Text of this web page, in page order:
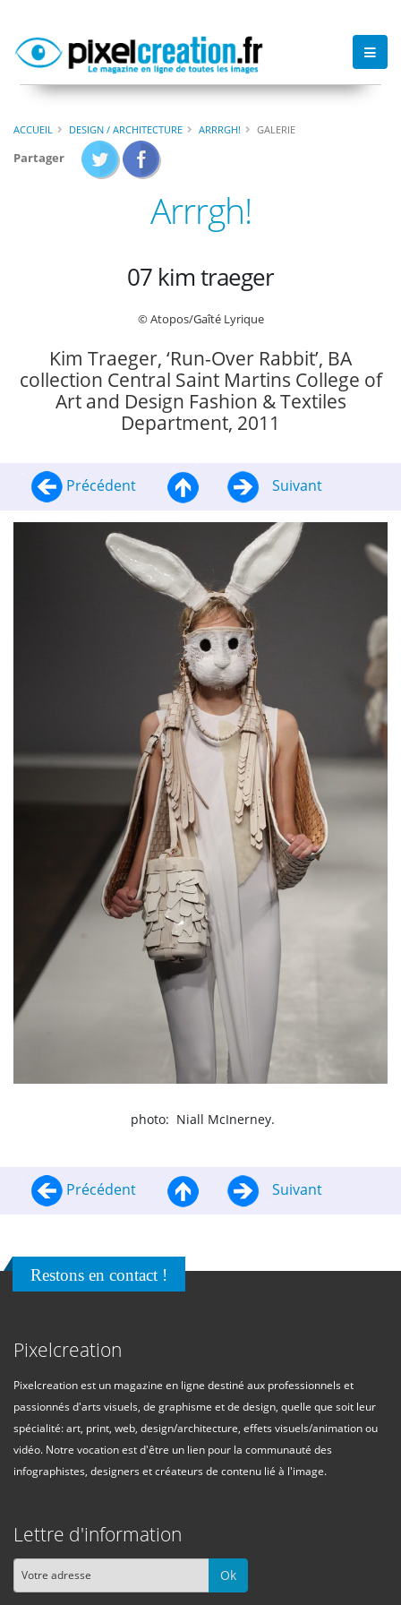
ACCUEIL DESIGN / ARCHITECTURE ARRRGH! GALERIE
Partager
Arrrgh!
07 kim traeger
© Atopos/Gaîté Lyrique
Kim Traeger, ‘Run-Over Rabbit’, BA
collection Central Saint Martins College of
Art and Design Fashion & Textiles
Department, 2011
Précédent Suivant
photo: Niall McInerney.
Précédent Suivant
Restons en contact !
Pixelcreation
Pixelcreation est un magazine en ligne destiné aux professionnels et
passionnés d'arts visuels, de graphisme et de design, quelle que soit leur
spécialité: art, print, web, design/architecture, effets visuels/animation ou
vidéo. Notre vocation est d'être un lien pour la communauté des
infographistes, designers et créateurs de contenu lié à l'image.
Lettre d'information
Ok